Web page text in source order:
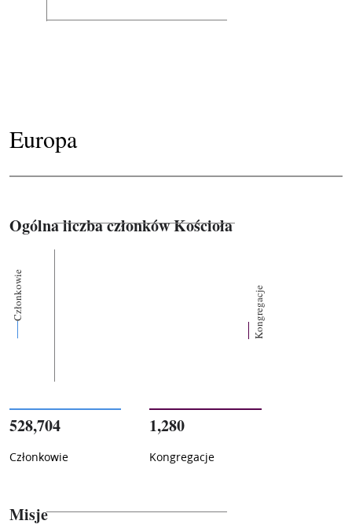
Europa
Ogólna liczba członków Kościoła
Członkowie Kongregacje
528,704
Członkowie
1,280
Kongregacje
Misje